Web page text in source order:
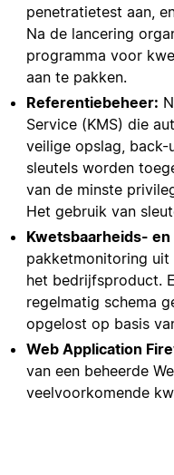
penetratietest aan,
Na de lancering
programma voor
aan te pakken.
Referentiebeheer:
Service (KMS) die
veilige opslag,
sleutels worden
van de minste
Het gebruik van
Kwetsbaarheids-
pakketmonitoring
het bedrijfsproduct.
regelmatig schema
opgelost op basis
Web Application
van een beheerde
veelvoorkomende